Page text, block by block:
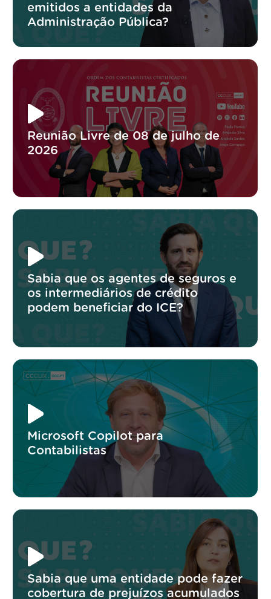
emitidos a entidades da
Administração Pública?
Reunião Livre de 08 de julho de
2026
Sabia que os agentes de seguros e
os intermediários de crédito
podem beneficiar do ICE?
Microsoft Copilot para
Contabilistas
Sabia que uma entidade pode fazer
cobertura de prejuízos acumulados